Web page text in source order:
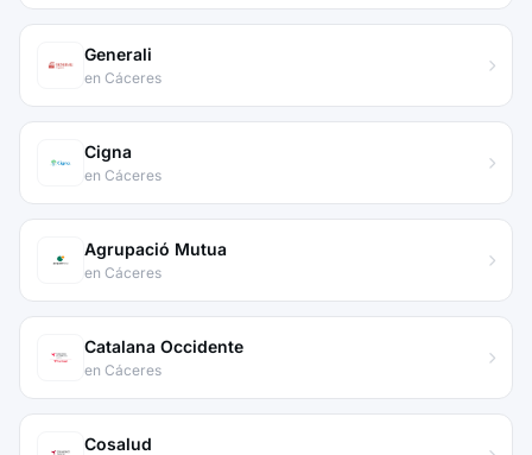
Generali
en Cáceres
Cigna
en Cáceres
Agrupació Mutua
en Cáceres
Catalana Occidente
en Cáceres
Cosalud